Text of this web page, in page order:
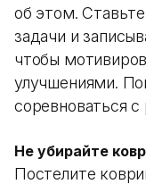
об этом.
задачи и
чтобы
улучшениями.
соревноваться
Не убирайте
Постелите